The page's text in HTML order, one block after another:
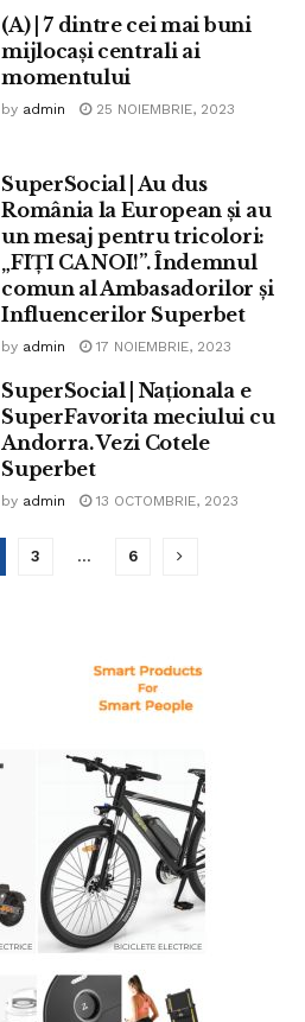
(A) | 7 dintre cei mai buni
mijlocași centrali ai
momentului
by admin 25 NOIEMBRIE, 2023
SuperSocial | Au dus
România la European și au
un mesaj pentru tricolori:
„FIȚI CA NOI!”. Îndemnul
comun al Ambasadorilor și
Influencerilor Superbet
by admin 17 NOIEMBRIE, 2023
SuperSocial | Naționala e
SuperFavorita meciului cu
Andorra. Vezi Cotele
Superbet
by admin 13 OCTOMBRIE, 2023
3 … 6